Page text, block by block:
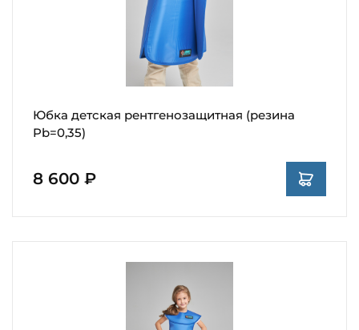
Юбка детская рентгенозащитная (резина
Pb=0,35)
8 600 ₽